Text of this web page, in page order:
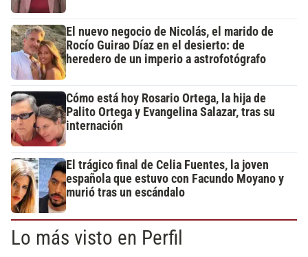
El nuevo negocio de Nicolás, el marido de
Rocío Guirao Díaz en el desierto: de
heredero de un imperio a astrofotógrafo
Cómo está hoy Rosario Ortega, la hija de
Palito Ortega y Evangelina Salazar, tras su
internación
El trágico final de Celia Fuentes, la joven
española que estuvo con Facundo Moyano y
murió tras un escándalo
Lo más visto en Perfil